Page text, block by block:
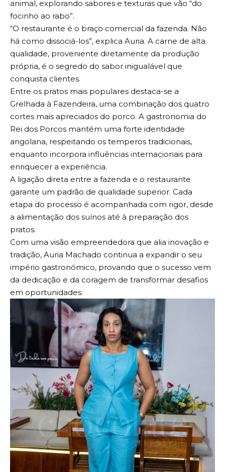
animal, explorando sabores e texturas que vão “do
focinho ao rabo”.
“O restaurante é o braço comercial da fazenda. Não
há como dissociá-los”, explica Auria. A carne de alta
qualidade, proveniente diretamente da produção
própria, é o segredo do sabor inigualável que
conquista clientes.
Entre os pratos mais populares destaca-se a
Grelhada à Fazendeira, uma combinação dos quatro
cortes mais apreciados do porco. A gastronomia do
Rei dos Porcos mantém uma forte identidade
angolana, respeitando os temperos tradicionais,
enquanto incorpora influências internacionais para
enriquecer a experiência.
A ligação direta entre a fazenda e o restaurante
garante um padrão de qualidade superior. Cada
etapa do processo é acompanhada com rigor, desde
a alimentação dos suínos até à preparação dos
pratos.
Com uma visão empreendedora que alia inovação e
tradição, Auria Machado continua a expandir o seu
império gastronómico, provando que o sucesso vem
da dedicação e da coragem de transformar desafios
em oportunidades.